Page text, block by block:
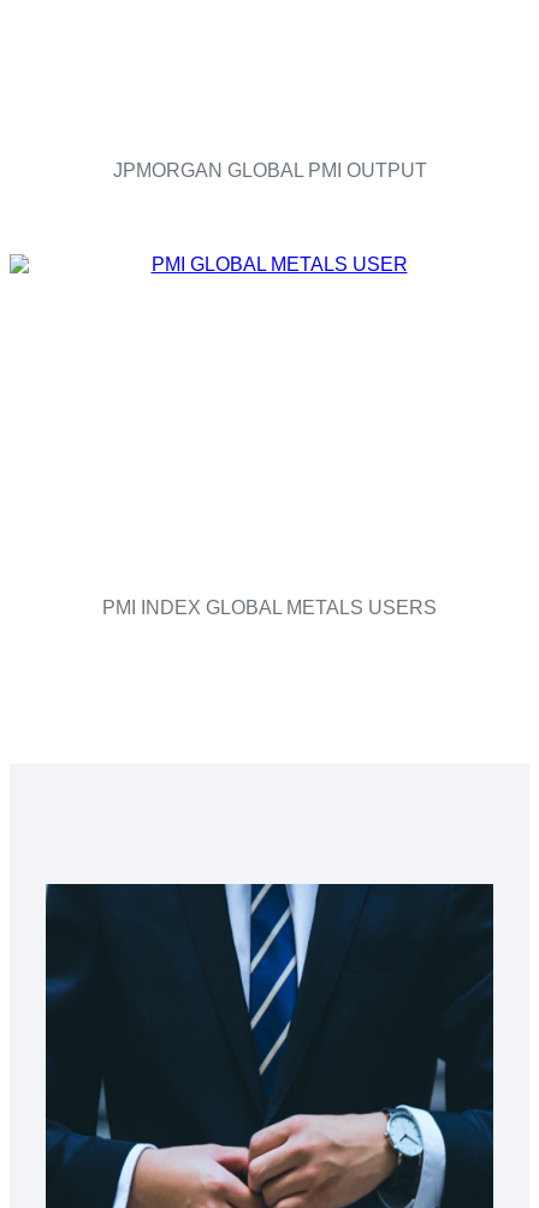
JPMORGAN GLOBAL PMI OUTPUT
PMI INDEX GLOBAL METALS USERS